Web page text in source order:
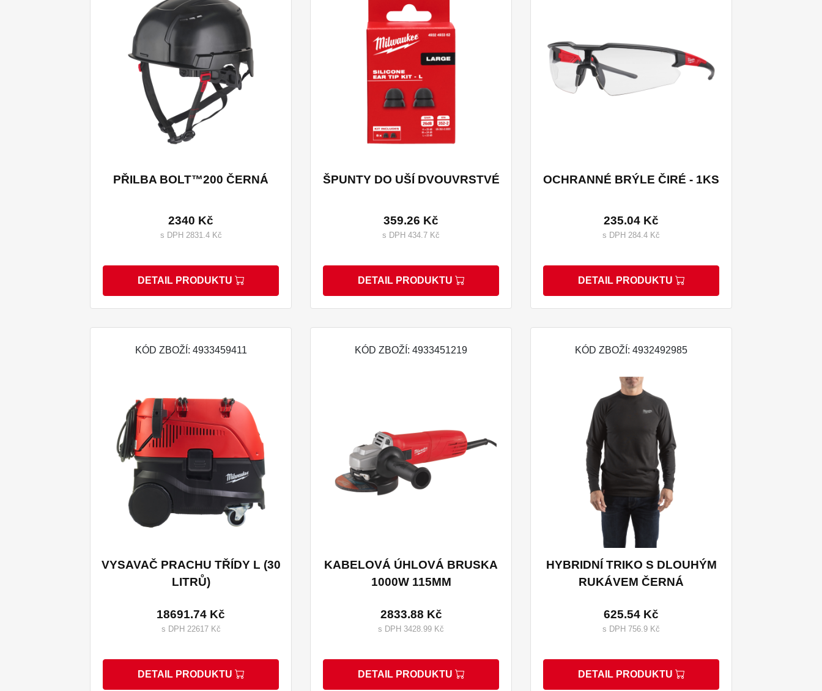
PŘILBA BOLT™200 ČERNÁ
2340 Kč
s DPH 2831.4 Kč
DETAIL PRODUKTU
ŠPUNTY DO UŠÍ DVOUVRSTVÉ
359.26 Kč
s DPH 434.7 Kč
DETAIL PRODUKTU
OCHRANNÉ BRÝLE ČIRÉ - 1KS
235.04 Kč
s DPH 284.4 Kč
DETAIL PRODUKTU
KÓD ZBOŽÍ: 4933459411
VYSAVAČ PRACHU TŘÍDY L (30
LITRŮ)
18691.74 Kč
s DPH 22617 Kč
DETAIL PRODUKTU
KÓD ZBOŽÍ: 4933451219
KABELOVÁ ÚHLOVÁ BRUSKA
1000W 115MM
2833.88 Kč
s DPH 3428.99 Kč
DETAIL PRODUKTU
KÓD ZBOŽÍ: 4932492985
HYBRIDNÍ TRIKO S DLOUHÝM
RUKÁVEM ČERNÁ
625.54 Kč
s DPH 756.9 Kč
DETAIL PRODUKTU